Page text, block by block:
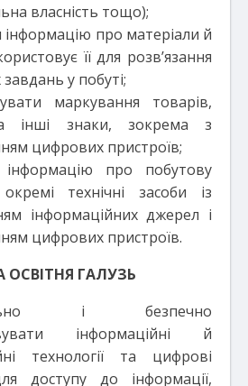
власність тощо);
інформацію про матеріали й
її для розв’язання
у побуті;
маркування товарів,
інші знаки, зокрема з
цифрових пристроїв;
інформацію про побутову
технічні засоби із
інформаційних джерел і
цифрових пристроїв.
ГАЛУЗЬ
і безпечно
інформаційні й
технології та цифрові
доступу до інформації,